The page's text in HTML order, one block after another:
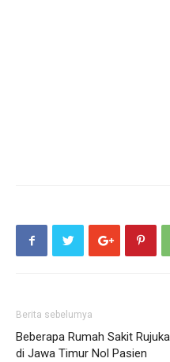
Berita sebelumya
Beberapa Rumah Sakit
di Jawa Timur Nol Pasien